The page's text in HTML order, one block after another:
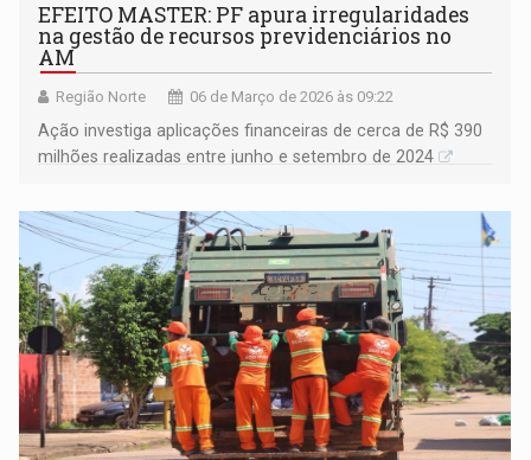
EFEITO MASTER: PF apura irregularidades
na gestão de recursos previdenciários no
AM
Região Norte 06 de Março de 2026 às 09:22
Ação investiga aplicações financeiras de cerca de R$ 390
milhões realizadas entre junho e setembro de 2024